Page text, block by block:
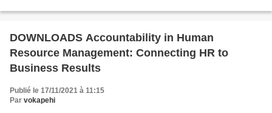
DOWNLOADS Accountability in Human
Resource Management: Connecting HR to
Business Results
Publié le 17/11/2021 à 11:15
Par vokapehi